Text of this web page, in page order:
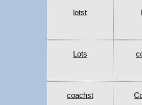
lotst
Lots
coachst